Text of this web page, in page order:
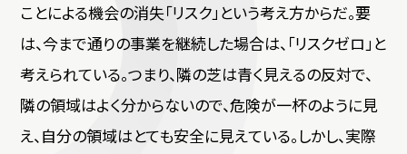
ことによる機会の消失「リスク」という考え方からだ。要
は、今まで通りの事業を継続した場合は、「リスクゼロ」と
考えられている。つまり、隣の芝は青く見えるの反対で、
隣の領域はよく分からないので、危険が一杯のように見
え、自分の領域はとても安全に見えている。しかし、実際